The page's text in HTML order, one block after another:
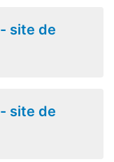
site de
site de